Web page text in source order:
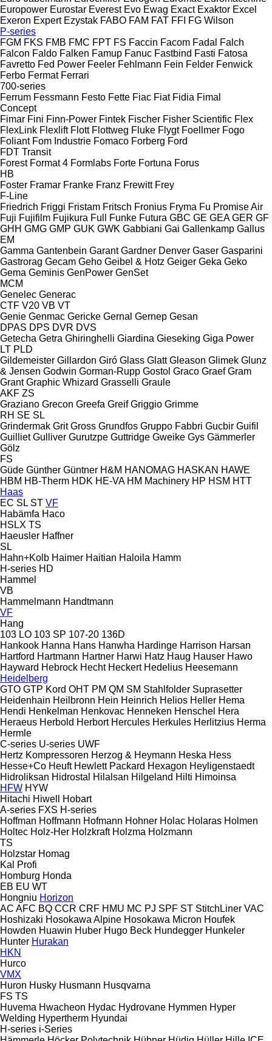
Europower Eurostar Everest Evo Ewag Exact Exaktor Excel
Exeron Expert Ezystak FABO FAM FAT FFI FG Wilson
P-series
FGM FKS FMB FMC FPT FS Faccin Facom Fadal
Falch
Falcon Faldo Falken Famup Fanuc Fastbind Fasti Fatosa
Favretto Fed Power Feeler Fehlmann Fein Felder Fenwick
Ferbo Fermat Ferrari
700-series
Ferrum Fessmann Festo Fette Fiac Fiat Fidia Fimal
Concept
Fimar Fini Finn-Power Fintek Fischer Fisher Scientific Flex
FlexLink Flexlift Flott Flottweg Fluke Flygt Foellmer Fogo
Foliant Fom Industrie Fomaco Forberg Ford
FDT Transit
Forest Format 4 Formlabs Forte Fortuna Forus
HB
Foster Framar Franke Franz Frewitt Frey
F-Line
Friedrich Friggi Fristam Fritsch Fronius Fryma Fu Promise Air
Fuji Fujifilm Fujikura Full Funke Futura GBC GE GEA GER GF
GHH GMG GMP GUK GWK Gabbiani Gai Gallenkamp Gallus
EM
Gamma Gantenbein Garant Gardner Denver Gaser Gasparini
Gastrorag Gecam Geho Geibel & Hotz Geiger Geka Geko
Gema Geminis GenPower GenSet
MCM
Genelec Generac
CTF V20 VB VT
Genie Genmac Gericke Gernal Gernep Gesan
DPAS DPS DVR DVS
Getecha Getra Ghiringhelli Giardina Gieseking Giga Power
LT PLD
Gildemeister Gillardon Giró Glass Glatt Gleason Glimek Glunz
& Jensen Godwin Gorman-Rupp Gostol Graco Graef Gram
Grant Graphic Whizard Grasselli Graule
AKF ZS
Graziano Grecon Greefa Greif Griggio Grimme
RH SE SL
Grindermak Grit Gross Grundfos Gruppo Fabbri Gucbir Guifil
Guilliet Gulliver Gurutzpe Guttridge Gweike Gys Gämmerler
Gölz
FS
Güde Günther Güntner H&M HANOMAG HASKAN HAWE
HBM HB‑Therm HDK HE-VA HM Machinery HP HSM HTT
Haas
EC SL ST VF
Habämfa Haco
HSLX TS
Haeusler Haffner
SL
Hahn+Kolb Haimer Haitian Haloila Hamm
H-series HD
Hammel
VB
Hammelmann Handtmann
VF
Hang
103 LO 103 SP 107-20 136D
Hankook Hanna Hans Hanwha Hardinge Harrison Harsan
Hartford Hartmann Hartner Harwi Hatz Haug Hauser Hawo
Hayward Hebrock Hecht Heckert Hedelius Heesemann
Heidelberg
GTO GTP Kord OHT PM QM SM Stahlfolder Suprasetter
Heidenhain Heilbronn Hein Heinrich Helios Heller Hema
Hendi Henkelman Henkovac Henneken Henschel Hera
Heraeus Herbold Herbort Hercules Herkules Herlitzius Herma
Hermle
C-series U-series UWF
Hertz Kompressoren Herzog & Heymann Heska Hess
Hesse+Co Heuft Hewlett Packard Hexagon Heyligenstaedt
Hidroliksan Hidrostal Hilalsan Hilgeland Hilti Himoinsa
HFW HYW
Hitachi Hiwell
Hobart
A-series FXS H-series
Hoffman Hoffmann Hofmann Hohner Holac Holaras Holmen
Holtec Holz-Her Holzkraft Holzma Holzmann
TS
Holzstar Homag
Kal
Profi
Homburg Honda
EB EU WT
Hongniu Horizon
AC AFC BQ CCR CRF HMU MC PJ SPF ST StitchLiner VAC
Hoshizaki Hosokawa Alpine Hosokawa Micron Houfek
Howden Huawin Huber Hugo Beck Hundegger Hunkeler
Hunter Hurakan
HKN
Hurco
VMX
Huron Husky Husmann Husqvarna
FS TS
Huvema Hwacheon Hydac Hydrovane Hymmen Hyper
Welding Hypertherm Hyundai
H-series i-Series